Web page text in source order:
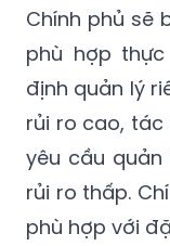
Chính phủ sẽ
phù hợp
định quản lý
rủi ro cao,
yêu cầu
rủi ro thấp.
phù hợp với